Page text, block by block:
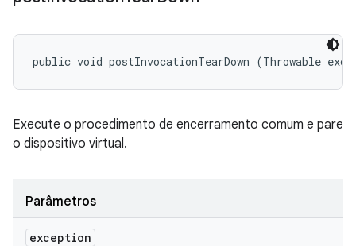
public void postInvocationTearDown (Throwable
Execute o procedimento de encerramento comum e pare
o dispositivo virtual.
Parâmetros
exception